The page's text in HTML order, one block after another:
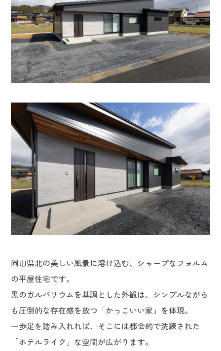
岡山県北の美しい風景に溶け込む、シャープなフォルム
の平屋住宅です。
黒のガルバリウムを基調とした外観は、シンプルながら
も圧倒的な存在感を放つ「かっこいい家」を体現。
一歩足を踏み入れれば、そこには都会的で洗練された
「ホテルライク」な空間が広がります。